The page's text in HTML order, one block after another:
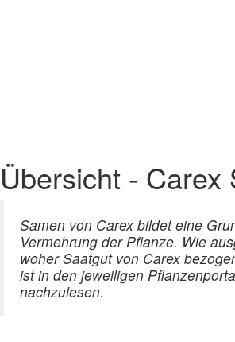
Übersicht - Carex
Samen von Carex bildet eine
Vermehrung der Pflanze. Wie
woher Saatgut von Carex
ist in den jeweiligen
nachzulesen.